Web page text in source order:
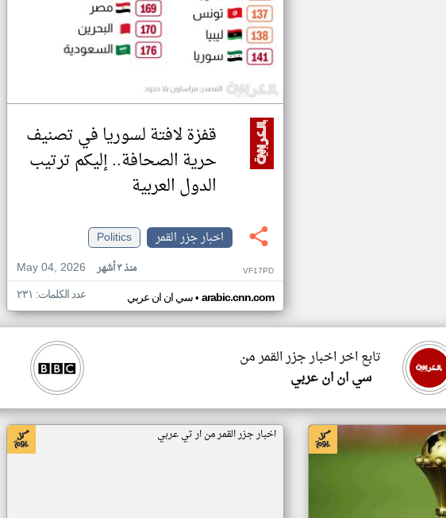
قفزة لافتة لسوريا في تصنيف
حرية الصحافة.. إليكم ترتيب
الدول العربية
اخبار جزر القمر
Politics
May 04, 2026
منذ ٣ أشهر VF17PD
سي ان ان عربي• arabic.cnn.com عدد الكلمات: ٢٣١
تابع اخر اخبار جزر القمر من
سي ان ان عربي
اخبار جزر القمر من ار تي عربي